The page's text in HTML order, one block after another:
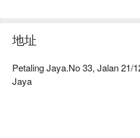
無論是想快速享用晚餐，或想
菜單是對義大利傳統的致敬，
您將會愛上手工義大利麵的彈
地址
Petaling Jaya.No 33, Jalan 21/
Jaya